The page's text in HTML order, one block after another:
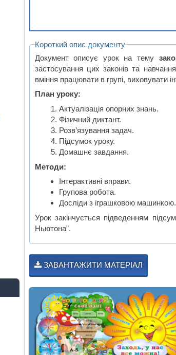
Короткий опис документу
Документ описує урок на тему
застосування цих законів та
вміння працювати в групі, виховувати
План уроку:
Актуалізація опорних знань.
Фізичний диктант.
Розв’язування задач.
Підсумок уроку.
Домашнє завдання.
Методи:
Інтерактивні вправи.
Групова робота.
Досліди з іграшковою машинкою.
Урок закінчується підведенням
Ньютона”.
ЗАВАНТАЖИТИ МАТЕРІАЛ